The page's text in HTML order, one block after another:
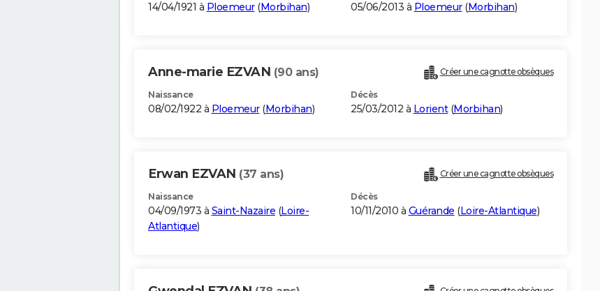
14/04/1921 à Ploemeur(Morbihan) 05/06/2013 à Ploemeur(Morbihan)
Anne-marie EZVAN (90 ans) Créer une cagnotte obsèques
Naissance
08/02/1922 à Ploemeur(Morbihan)
Décès
25/03/2012 à Lorient(Morbihan)
Erwan EZVAN (37 ans) Créer une cagnotte obsèques
Naissance
04/09/1973 à Saint-Nazaire (Loire-
Atlantique)
Décès
10/11/2010 à Guérande (Loire-Atlantique)